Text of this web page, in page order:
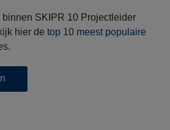
binnen SKIPR 10 Projectleider
hier de top 10 meest populaire
.